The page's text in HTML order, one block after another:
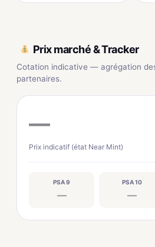
Prix marché & Tracker
Cotation indicative — agrégation
partenaires.
—
Prix indicatif (état Near Mint)
PSA 9
—
PSA 10
—